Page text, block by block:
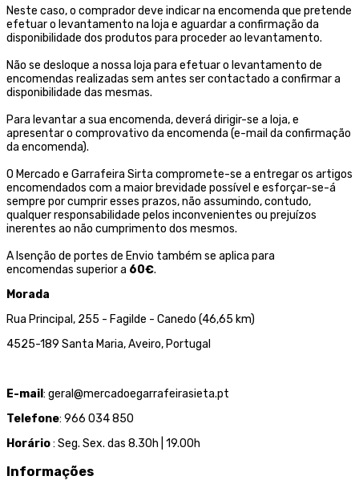
Neste caso, o comprador deve indicar na encomenda que pretende
efetuar o levantamento na loja e aguardar a confirmação da
disponibilidade dos produtos para proceder ao levantamento.
Não se desloque a nossa loja para efetuar o levantamento de
encomendas realizadas sem antes ser contactado a confirmar a
disponibilidade das mesmas.
Para levantar a sua encomenda, deverá dirigir-se a loja, e
apresentar o comprovativo da encomenda (e-mail da confirmação
da encomenda).
O Mercado e Garrafeira Sirta compromete-se a entregar os artigos
encomendados com a maior brevidade possível e esforçar-se-á
sempre por cumprir esses prazos, não assumindo, contudo,
qualquer responsabilidade pelos inconvenientes ou prejuízos
inerentes ao não cumprimento dos mesmos.
A Isenção de portes de Envio também se aplica para
encomendas superior a 60€.
Morada
Rua Principal, 255 - Fagilde - Canedo (46,65 km)
4525-189 Santa Maria, Aveiro, Portugal
E-mail: geral@mercadoegarrafeirasieta.pt
Telefone: 966 034 850
Horário: Seg. Sex. das 8.30h | 19.00h
Informações